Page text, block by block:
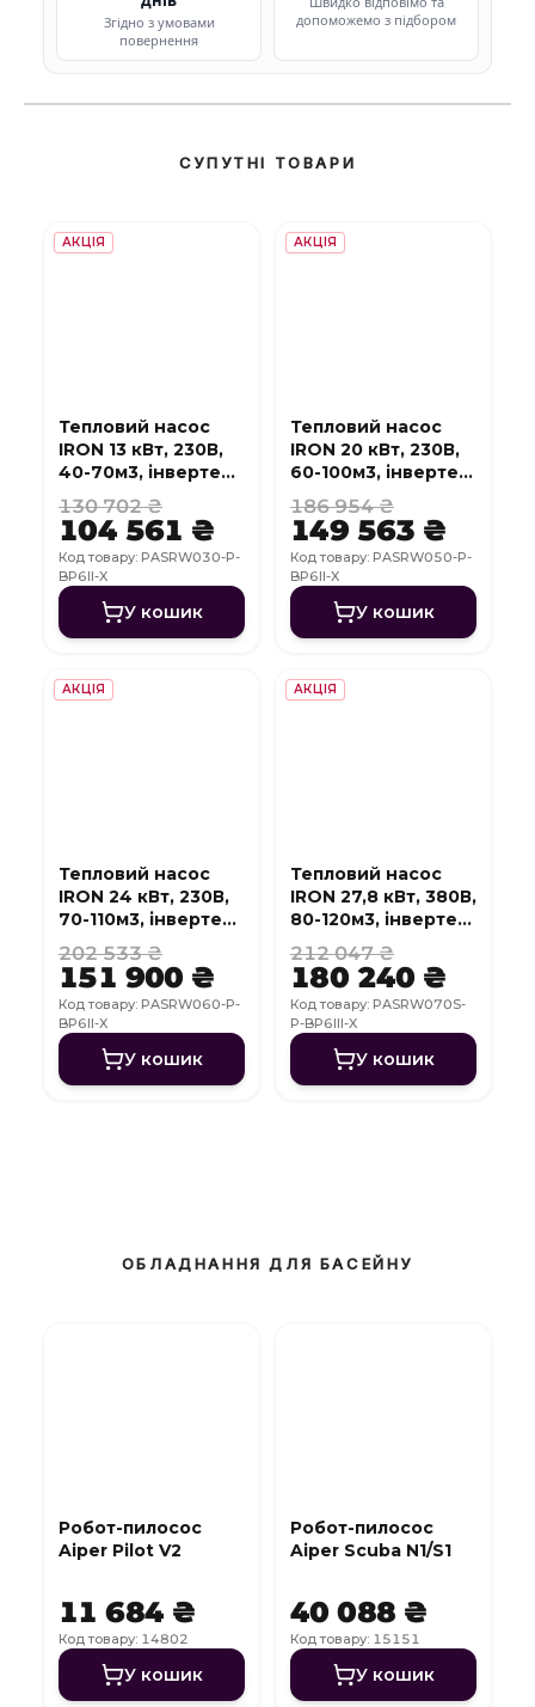
Згідно з умовами
повернення
допоможемо з підбором
СУПУТНІ ТОВАРИ
АКЦІЯ
Тепловий насос
IRON 13 кВт, 230В,
40-70м3, інвертер,
з охолодженням,
WI-FI
130 702 ₴
104 561 ₴
Код товару: PASRW030-P-
BP6II-X
У кошик
АКЦІЯ
Тепловий насос
IRON 20 кВт, 230В,
60-100м3, інвертер,
з охолодженням,
WI-FI
186 954 ₴
149 563 ₴
Код товару: PASRW050-P-
BP6II-X
У кошик
АКЦІЯ
Тепловий насос
IRON 24 кВт, 230В,
70-110м3, інвертер,
з охолодженням,
WI-FI
202 533 ₴
151 900 ₴
Код товару: PASRW060-P-
BP6II-X
У кошик
АКЦІЯ
Тепловий насос
IRON 27,8 кВт, 380В,
80-120м3, інвертер,
з охолодженням,
WI-FI
212 047 ₴
180 240 ₴
Код товару: PASRW070S-
P-BP6III-X
У кошик
ОБЛАДНАННЯ ДЛЯ БАСЕЙНУ
Робот-пилосос
Aiper Pilot V2
11 684 ₴
Код товару: 14802
У кошик
Робот-пилосос
Aiper Scuba N1/S1
40 088 ₴
Код товару: 15151
У кошик